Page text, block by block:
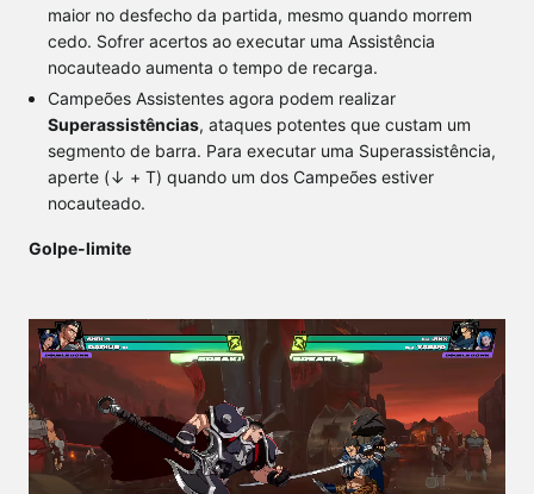
maior no desfecho da partida, mesmo quando morrem
cedo. Sofrer acertos ao executar uma Assistência
nocauteado aumenta o tempo de recarga.
Campeões Assistentes agora podem realizar
Superassistências, ataques potentes que custam um
segmento de barra. Para executar uma Superassistência,
aperte (↓ + T) quando um dos Campeões estiver
nocauteado.
Golpe-limite